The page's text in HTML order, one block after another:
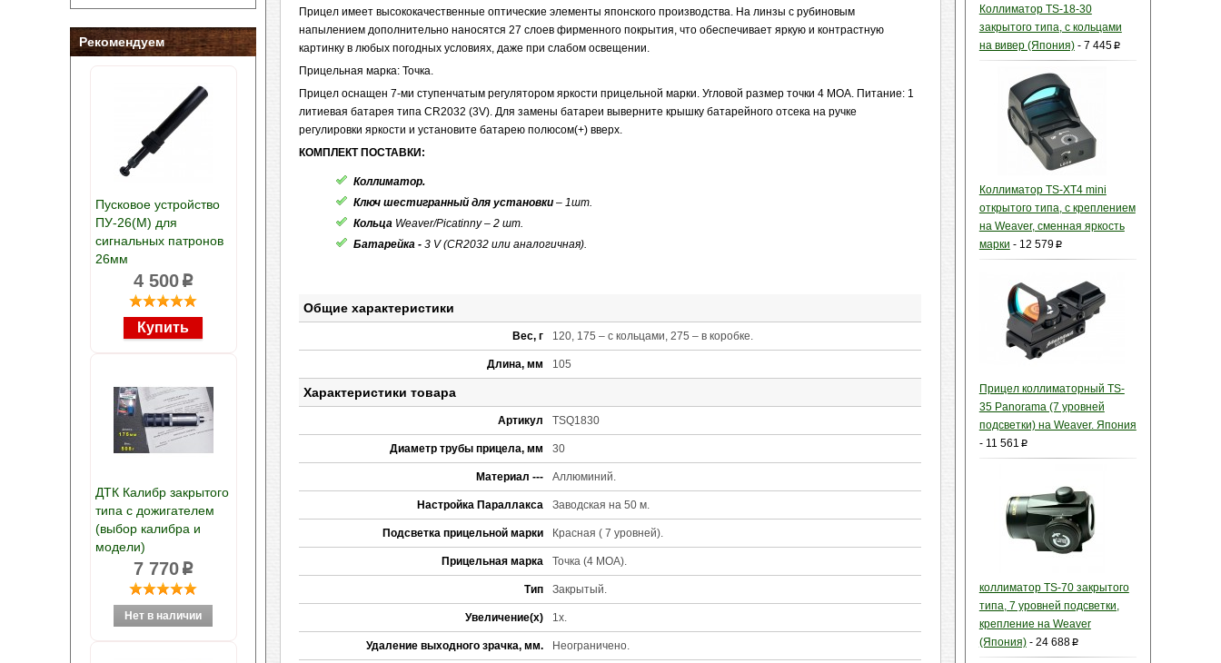
Рекомендуем
Пусковое устройство
ПУ-26(М) для
сигнальных патронов
26мм
4 500p
ДТК Калибр закрытого
типа с дожигателем
(выбор калибра и
модели)
7 770p
Коллиматор TS-18-30
закрытого типа, с кольцами
на вивер (Япония)- 7 445p
Коллиматор TS-XT4 mini
открытого типа, c креплением
на Weaver, сменная яркость
марки - 12 579p
Прицел коллиматорный TS-
35 Panorama (7 уровней
подсветки) на Weaver. Япония
- 11 561 p
коллиматор TS-70 закрытого
типа, 7 уровней подсветки,
крепление на Weaver
(Япония)- 24 688p
Прицел имеет высококачественные оптические элементы японского производства. На линзы с рубиновым
напылением дополнительно наносятся 27 слоев фирменного покрытия, что обеспечивает яркую и контрастную
картинку в любых погодных условиях, даже при слабом освещении.
Прицельная марка: Точка.
Прицел оснащен 7-ми ступенчатым регулятором яркости прицельной марки. Угловой размер точки 4 МОА. Питание: 1
литиевая батарея типа CR2032 (3V). Для замены батареи выверните крышку батарейного отсека на ручке
регулировки яркости и установите батарею полюсом(+) вверх.
КОМПЛЕКТ ПОСТАВКИ:
Коллиматор.
Ключ шестигранный для установки– 1шт.
Кольца Weaver/Picatinny – 2 шт.
Батарейка -3 V (CR2032 или аналогичная).
Общие характеристики
Вес, г 120, 175 – с кольцами, 275 – в коробке.
Длина, мм 105
Характеристики товара
Артикул TSQ1830
Диаметр трубы прицела, мм 30
Материал --- Аллюминий.
Настройка Параллакса Заводская на 50 м.
Подсветка прицельной марки Красная ( 7 уровней).
Прицельная марка Точка (4 МОА).
Тип Закрытый.
Увеличение(x) 1х.
Удаление выходного зрачка, мм. Неограничено.